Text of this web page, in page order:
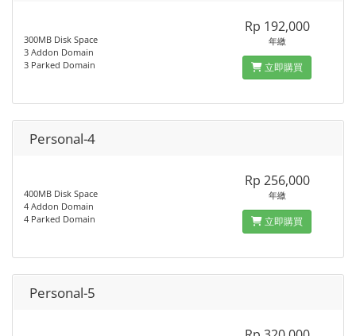
300MB Disk Space
3 Addon Domain
3 Parked Domain
Rp 192,000
年繳
立即購買
Personal-4
400MB Disk Space
4 Addon Domain
4 Parked Domain
Rp 256,000
年繳
立即購買
Personal-5